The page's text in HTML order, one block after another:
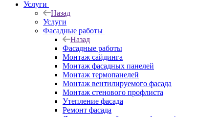
Услуги
Назад
Услуги
Фасадные работы
Назад
Фасадные работы
Монтаж сайдинга
Монтаж фасадных панелей
Монтаж термопанелей
Монтаж вентилируемого фасада
Монтаж стенового профлиста
Утепление фасада
Ремонт фасада